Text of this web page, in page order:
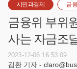
시민과경제 금
금융위 부위
사는 자금조
2023-12-06 16:53:09
김환 기자 -